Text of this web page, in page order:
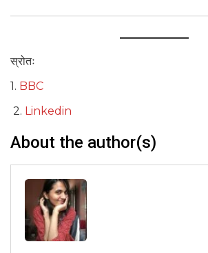
स्रोतः
1. BBC
2. Linkedin
About the author(s)